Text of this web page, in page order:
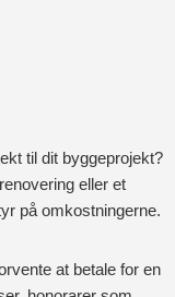
til dit byggeprojekt?
eller et
på omkostningerne.
at betale for en